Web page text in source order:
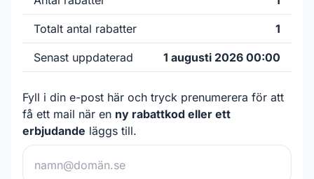
Totalt antal rabatter 1
Senast uppdaterad 1 augusti 2026 00:00
Fyll i din e-post här och tryck prenumerera för att
få ett mail när en ny rabattkod eller ett
erbjudande läggs till.